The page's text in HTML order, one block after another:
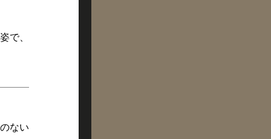
で、
ない